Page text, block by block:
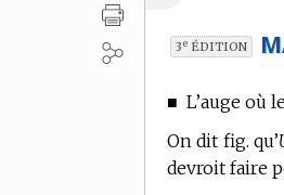
3e ÉDITION
■ L’auge où
On dit fig. qu’
devroit faire